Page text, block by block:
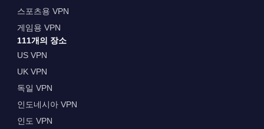
스포츠용 VPN
게임용 VPN
111개의 장소
US VPN
UK VPN
독일 VPN
인도네시아 VPN
인도 VPN